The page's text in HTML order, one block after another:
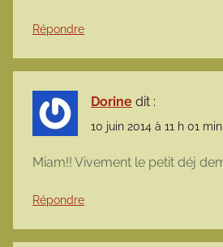
Répondre
Dorine dit :
10 juin 2014 à 11 h 01 min
Miam!! Vivement le petit déj
Répondre